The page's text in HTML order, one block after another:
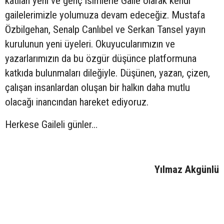
gailelerimizle yolumuza devam edeceğiz. Mustafa
Özbilgehan, Senalp Canlıbel ve Serkan Tansel yayın
kurulunun yeni üyeleri. Okuyucularımızın ve
yazarlarımızın da bu özgür düşünce platformuna
katkıda bulunmaları dileğiyle. Düşünen, yazan, çizen,
çalışan insanlardan oluşan bir halkın daha mutlu
olacağı inancından hareket ediyoruz.
Herkese Gaileli günler…
Yılmaz Akgünlü